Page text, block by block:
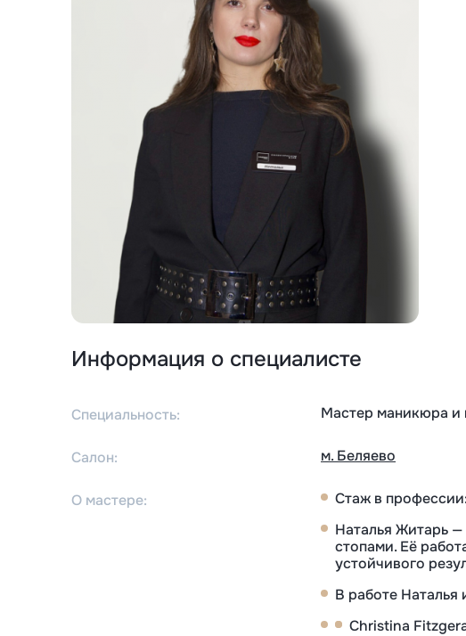
Информация о специалисте
Специальность: Мастер маникюра
Салон: м. Беляево
О мастере:
Стаж в
Наталья Житарь —
стопами. Её
устойчивого
В работе Наталья
Christina